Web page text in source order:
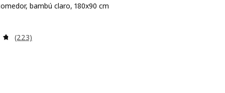
bambú claro, 180x90 cm
Revisa: 4.7 de 5 estrellas. Total opiniones:
(223)